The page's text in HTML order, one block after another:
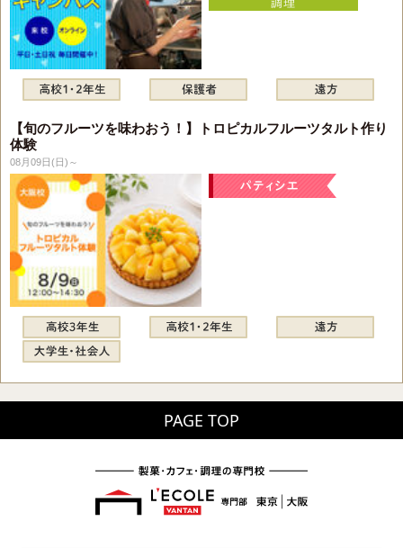
【旬のフルーツを味わおう！】トロピカルフルーツタルト作り
体験
08月09日(日)～
PAGE TOP